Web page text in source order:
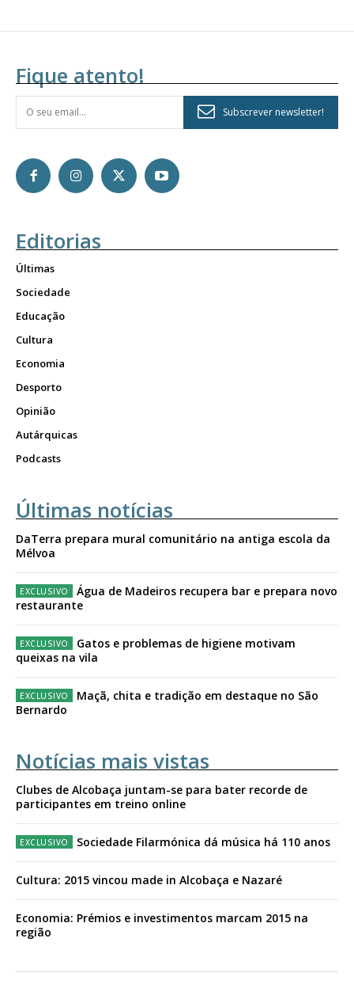
Fique atento!
Subscrever newsletter!
Editorias
Últimas
Sociedade
Educação
Cultura
Economia
Desporto
Opinião
Autárquicas
Podcasts
Últimas notícias
DaTerra prepara mural comunitário na antiga escola da
Mélvoa
Água de Madeiros recupera bar e prepara novo
restaurante
Gatos e problemas de higiene motivam
queixas na vila
Maçã, chita e tradição em destaque no São
Bernardo
Notícias mais vistas
Clubes de Alcobaça juntam-se para bater recorde de
participantes em treino online
Sociedade Filarmónica dá música há 110 anos
Cultura: 2015 vincou made in Alcobaça e Nazaré
Economia: Prémios e investimentos marcam 2015 na
região